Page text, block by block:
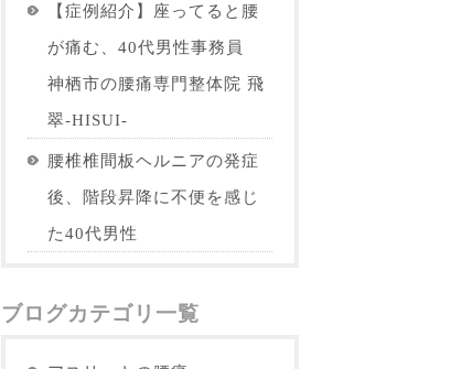
【症例紹介】座ってると腰
が痛む、40代男性事務員
神栖市の腰痛専門整体院 飛
翠-HISUI-
腰椎椎間板ヘルニアの発症
後、階段昇降に不便を感じ
た40代男性
ブログカテゴリ一覧